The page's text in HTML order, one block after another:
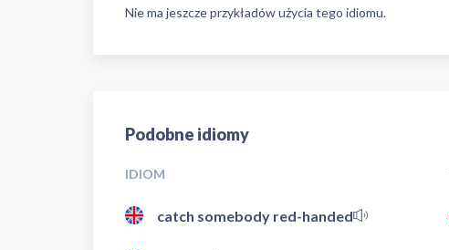
Nie ma jeszcze przykładów użycia tego idiomu.
Podobne idiomy
IDIOM
catch somebody red-handed